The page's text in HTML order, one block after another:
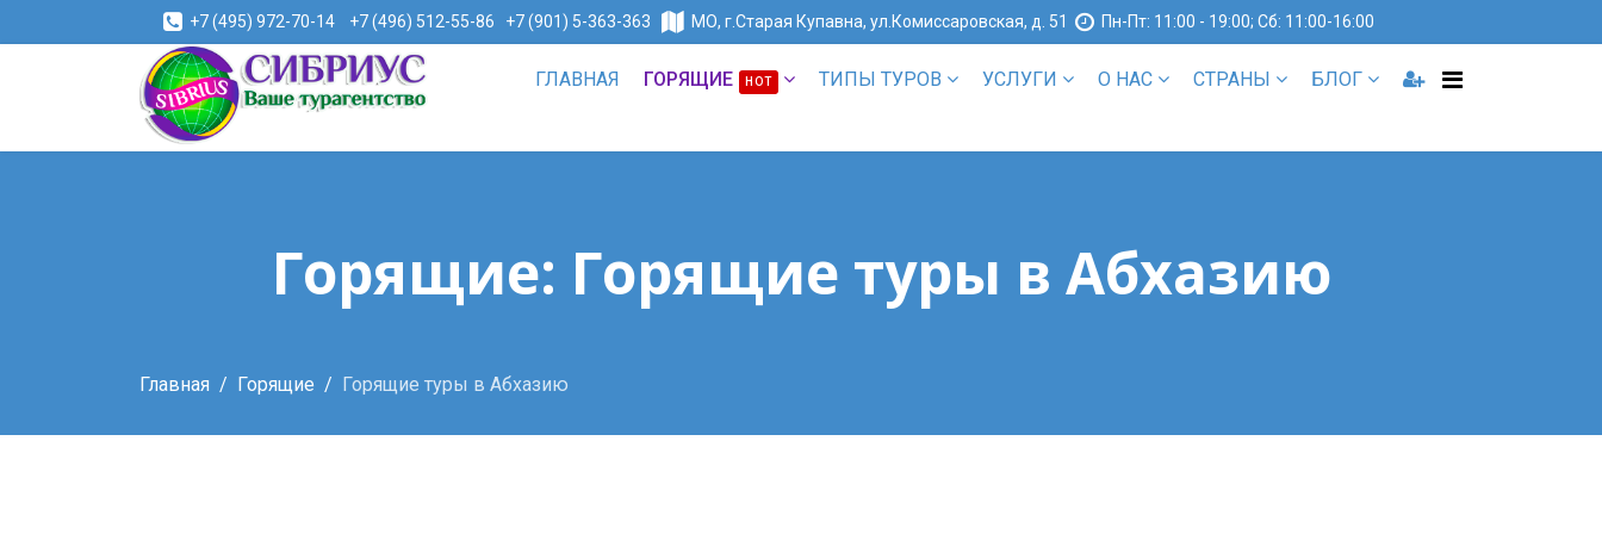
+7 (495) 972-70-14 +7 (496) 512-55-86 +7 (901) 5-363-363 МО, г.Старая Купавна, ул.Комиссаровская, д. 51 Пн-Пт: 11:00 - 19:00; Сб: 11:00-16:00
ГЛАВНАЯ ГОРЯЩИЕ HOT ТИПЫ ТУРОВ УСЛУГИ О НАС СТРАНЫ БЛОГ
Горящие: Горящие туры в Абхазию
Главная Горящие Горящие туры в Абхазию